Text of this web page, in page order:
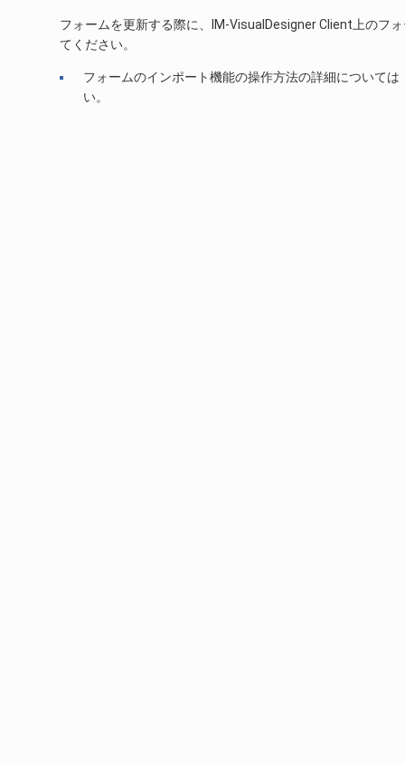
フォームを更新する際に、IM-VisualDesigner Client上のフ
てください。
フォームのインポート機能の操作方法の詳細については
い。